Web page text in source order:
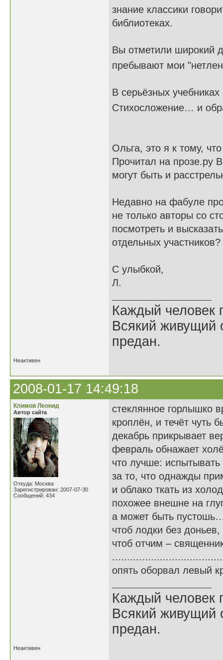
знание классики
библиотеках.
Вы отметили широкий
пребывают мои
В серьёзных
Стихосложение… и
Ольга, это я к тому,
Прочитал на прозе.ру
могут быть и
Недавно на фабуле
не только авторы со
посмотреть и
отдельных участников?
С улыбкой,
Л.
Каждый человек
Всякий живущий
предан.
Неактивен
2008-01-17 14:49:18
Климов Леонид
Автор сайта
Откуда: Москва
Зарегистрирован: 2007-07-30
Сообщений: 434
стеклянное горлышко
кроплён, и течёт чуть
декабрь прикрывает
февраль обнажает
что лучше:
за то, что однажды
и облако ткать из
похожее внешне на
а может быть
чтоб лодки без
чтоб отчим –
опять оборвал левый
Каждый человек
Всякий живущий
предан.
Неактивен